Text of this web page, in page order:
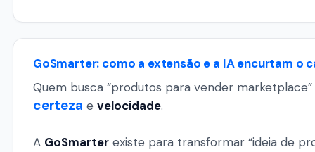
GoSmarter: como a extensão e a IA encurtam o
Quem busca “produtos para vender
certeza e velocidade.
A GoSmarter existe para transformar “ideia de